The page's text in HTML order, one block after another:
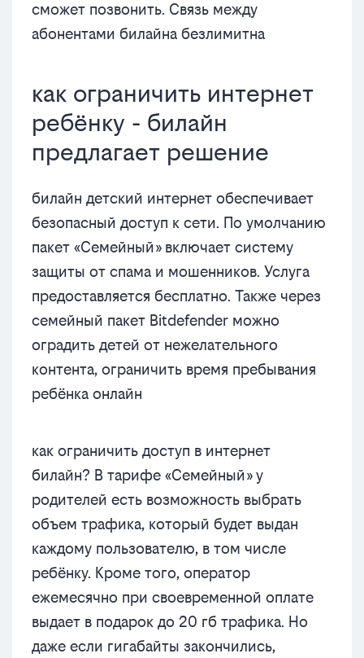
сможет позвонить. Связь между
абонентами билайна безлимитна
как ограничить интернет
ребёнку - билайн
предлагает решение
билайн детский интернет обеспечивает
безопасный доступ к сети. По умолчанию
пакет «Семейный» включает систему
защиты от спама и мошенников. Услуга
предоставляется бесплатно. Также через
семейный пакет Bitdefender можно
оградить детей от нежелательного
контента, ограничить время пребывания
ребёнка онлайн
как ограничить доступ в интернет
билайн? В тарифе «Семейный» у
родителей есть возможность выбрать
объем трафика, который будет выдан
каждому пользователю, в том числе
ребёнку. Кроме того, оператор
ежемесячно при своевременной оплате
выдает в подарок до 20 гб трафика. Но
даже если гигабайты закончились,